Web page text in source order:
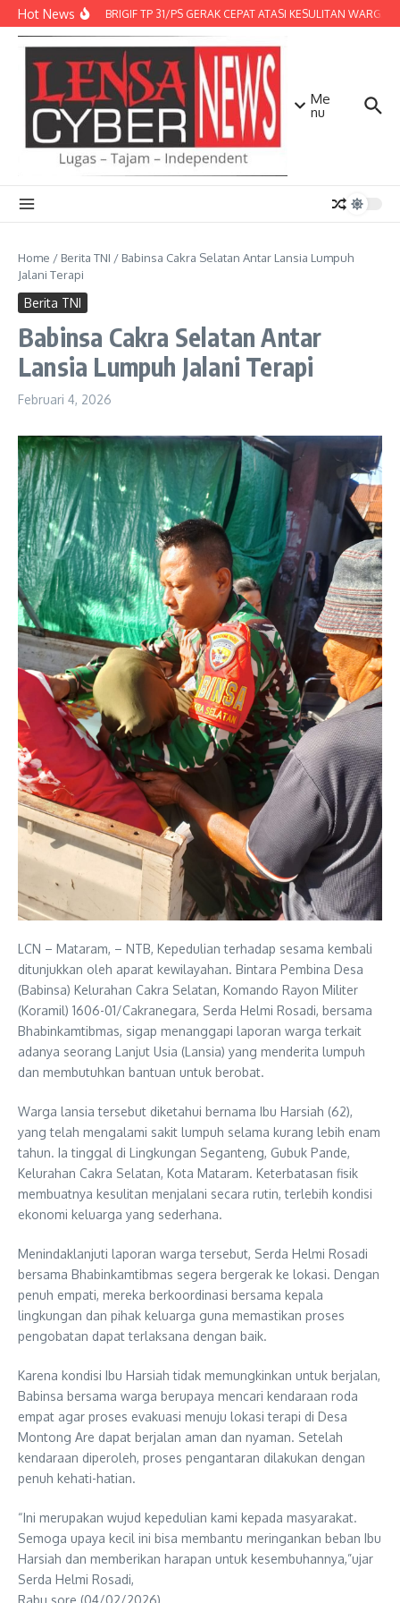
Lewati ke konten
Hot NewsDENMA BRIGIF TP 31/PS GERAK CEPAT ATASI KESULITAN WARGA,
Me
nu
Home / Berita TNI / Babinsa Cakra Selatan Antar Lansia Lumpuh
Jalani Terapi
Berita TNI
Babinsa Cakra Selatan Antar
Lansia Lumpuh Jalani Terapi
Februari 4, 2026
LCN – Mataram, – NTB, Kepedulian terhadap sesama kembali
ditunjukkan oleh aparat kewilayahan. Bintara Pembina Desa
(Babinsa) Kelurahan Cakra Selatan, Komando Rayon Militer
(Koramil) 1606-01/Cakranegara, Serda Helmi Rosadi, bersama
Bhabinkamtibmas, sigap menanggapi laporan warga terkait
adanya seorang Lanjut Usia (Lansia) yang menderita lumpuh
dan membutuhkan bantuan untuk berobat.
Warga lansia tersebut diketahui bernama Ibu Harsiah (62),
yang telah mengalami sakit lumpuh selama kurang lebih enam
tahun. Ia tinggal di Lingkungan Seganteng, Gubuk Pande,
Kelurahan Cakra Selatan, Kota Mataram. Keterbatasan fisik
membuatnya kesulitan menjalani secara rutin, terlebih kondisi
ekonomi keluarga yang sederhana.
Menindaklanjuti laporan warga tersebut, Serda Helmi Rosadi
bersama Bhabinkamtibmas segera bergerak ke lokasi. Dengan
penuh empati, mereka berkoordinasi bersama kepala
lingkungan dan pihak keluarga guna memastikan proses
pengobatan dapat terlaksana dengan baik.
Karena kondisi Ibu Harsiah tidak memungkinkan untuk berjalan,
Babinsa bersama warga berupaya mencari kendaraan roda
empat agar proses evakuasi menuju lokasi terapi di Desa
Montong Are dapat berjalan aman dan nyaman. Setelah
kendaraan diperoleh, proses pengantaran dilakukan dengan
penuh kehati-hatian.
“Ini merupakan wujud kepedulian kami kepada masyarakat.
Semoga upaya kecil ini bisa membantu meringankan beban Ibu
Harsiah dan memberikan harapan untuk kesembuhannya,”ujar
Serda Helmi Rosadi,
Rabu sore (04/02/2026).